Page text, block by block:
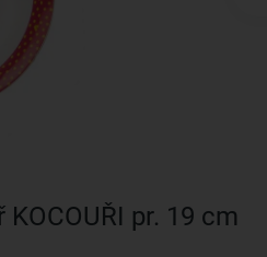
pr. 19 cm